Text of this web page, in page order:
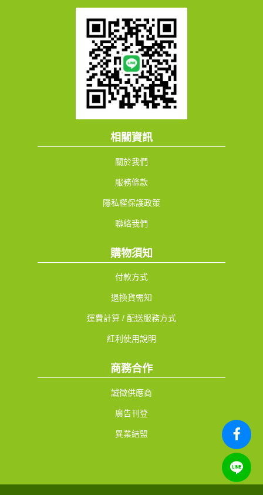
相關資訊
關於我們
服務條款
隱私權保護政策
聯絡我們
購物須知
付款方式
退換貨需知
運費計算 / 配送服務方式
紅利使用說明
商務合作
誠徵供應商
廣告刊登
異業結盟